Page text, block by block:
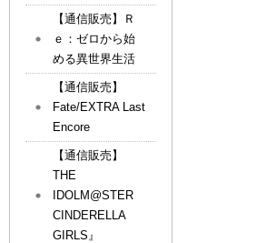
【通信販売】Ｒ
ｅ：ゼロから始
める異世界生活
【通信販売】
Fate/EXTRA Last
Encore
【通信販売】
THE
IDOLM@STER
CINDERELLA
GIRLS』